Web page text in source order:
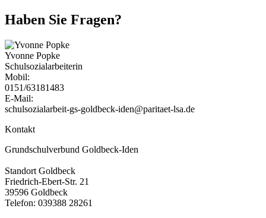
Haben Sie Fragen?
Yvonne Popke
Schulsozialarbeiterin
Mobil:
0151/63181483
E-Mail:
schulsozialarbeit-gs-goldbeck-iden@paritaet-lsa.de
Kontakt
Grundschulverbund Goldbeck-Iden
Standort Goldbeck
Friedrich-Ebert-Str. 21
39596 Goldbeck
Telefon: 039388 28261